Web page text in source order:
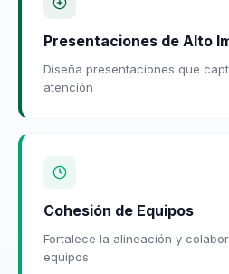
Presentaciones de Alto
Diseña presentaciones que
atención
Cohesión de Equipos
Fortalece la alineación y
equipos